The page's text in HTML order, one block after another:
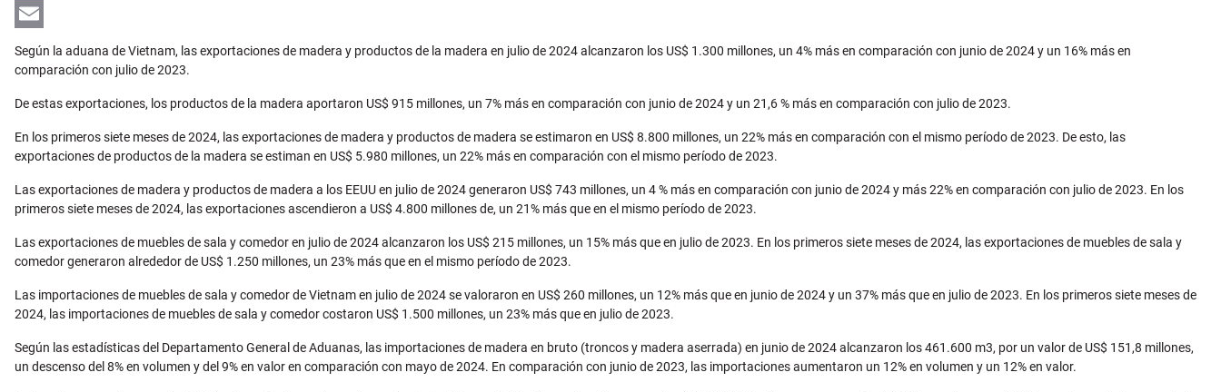
LinkedIn
Email
Según la aduana de Vietnam, las exportaciones de madera y productos de la madera en julio de 2024 alcanzaron los US$ 1.300 millones, un 4% más en comparación con junio de 2024 y un 16% más en
comparación con julio de 2023.
De estas exportaciones, los productos de la madera aportaron US$ 915 millones, un 7% más en comparación con junio de 2024 y un 21,6 % más en comparación con julio de 2023.
En los primeros siete meses de 2024, las exportaciones de madera y productos de madera se estimaron en US$ 8.800 millones, un 22% más en comparación con el mismo período de 2023. De esto, las
exportaciones de productos de la madera se estiman en US$ 5.980 millones, un 22% más en comparación con el mismo período de 2023.
Las exportaciones de madera y productos de madera a los EEUU en julio de 2024 generaron US$ 743 millones, un 4 % más en comparación con junio de 2024 y más 22% en comparación con julio de 2023. En los
primeros siete meses de 2024, las exportaciones ascendieron a US$ 4.800 millones de, un 21% más que en el mismo período de 2023.
Las exportaciones de muebles de sala y comedor en julio de 2024 alcanzaron los US$ 215 millones, un 15% más que en julio de 2023. En los primeros siete meses de 2024, las exportaciones de muebles de sala y
comedor generaron alrededor de US$ 1.250 millones, un 23% más que en el mismo período de 2023.
Las importaciones de muebles de sala y comedor de Vietnam en julio de 2024 se valoraron en US$ 260 millones, un 12% más que en junio de 2024 y un 37% más que en julio de 2023. En los primeros siete meses de
2024, las importaciones de muebles de sala y comedor costaron US$ 1.500 millones, un 23% más que en julio de 2023.
Según las estadísticas del Departamento General de Aduanas, las importaciones de madera en bruto (troncos y madera aserrada) en junio de 2024 alcanzaron los 461.600 m3, por un valor de US$ 151,8 millones,
un descenso del 8% en volumen y del 9% en valor en comparación con mayo de 2024. En comparación con junio de 2023, las importaciones aumentaron un 12% en volumen y un 12% en valor.